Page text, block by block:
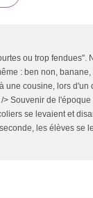
ou trop fendues".
: ben non,
une cousine, lors d'un
Souvenir de
se levaient et
les élèves se